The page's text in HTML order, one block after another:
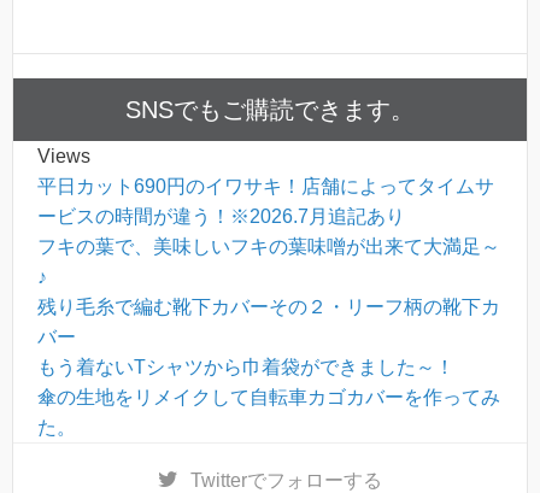
SNSでもご購読できます。
Views
平日カット690円のイワサキ！店舗によってタイムサ
ービスの時間が違う！※2026.7月追記あり
フキの葉で、美味しいフキの葉味噌が出来て大満足～
♪
残り毛糸で編む靴下カバーその２・リーフ柄の靴下カ
バー
もう着ないTシャツから巾着袋ができました～！
傘の生地をリメイクして自転車カゴカバーを作ってみ
た。
Twitterでフォローする